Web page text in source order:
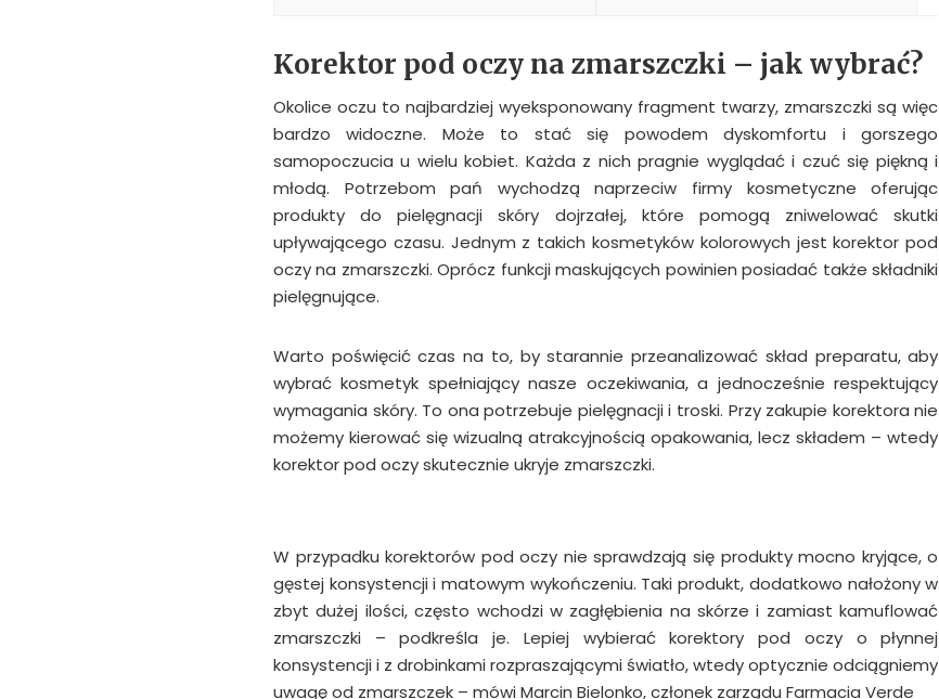
Korektor pod oczy na zmarszczki – jak wybrać?
Okolice oczu to najbardziej wyeksponowany fragment twarzy, zmarszczki są więc
bardzo widoczne. Może to stać się powodem dyskomfortu i gorszego
samopoczucia u wielu kobiet. Każda z nich pragnie wyglądać i czuć się piękną i
młodą. Potrzebom pań wychodzą naprzeciw firmy kosmetyczne oferując
produkty do pielęgnacji skóry dojrzałej, które pomogą zniwelować skutki
upływającego czasu. Jednym z takich kosmetyków kolorowych jest korektor pod
oczy na zmarszczki. Oprócz funkcji maskujących powinien posiadać także składniki
pielęgnujące.
Warto poświęcić czas na to, by starannie przeanalizować skład preparatu, aby
wybrać kosmetyk spełniający nasze oczekiwania, a jednocześnie respektujący
wymagania skóry. To ona potrzebuje pielęgnacji i troski. Przy zakupie korektora nie
możemy kierować się wizualną atrakcyjnością opakowania, lecz składem – wtedy
korektor pod oczy skutecznie ukryje zmarszczki.
W przypadku korektorów pod oczy nie sprawdzają się produkty mocno kryjące, o
gęstej konsystencji i matowym wykończeniu. Taki produkt, dodatkowo nałożony w
zbyt dużej ilości, często wchodzi w zagłębienia na skórze i zamiast kamuflować
zmarszczki – podkreśla je. Lepiej wybierać korektory pod oczy o płynnej
konsystencji i z drobinkami rozpraszającymi światło, wtedy optycznie odciągniemy
uwagę od zmarszczek – mówi Marcin Bielonko, członek zarządu Farmacia Verde